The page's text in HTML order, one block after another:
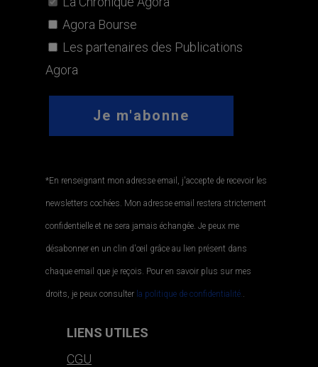
Agora Bourse
Les partenaires des Publications
Agora
*En renseignant mon adresse email, j'accepte de recevoir les
newsletters cochées. Mon adresse email restera strictement
confidentielle et ne sera jamais échangée. Je peux me
désabonner en un clin d'œil grâce au lien présent dans
chaque email que je reçois. Pour en savoir plus sur mes
droits, je peux consulter la politique de confidentialité..
LIENS UTILES
CGU